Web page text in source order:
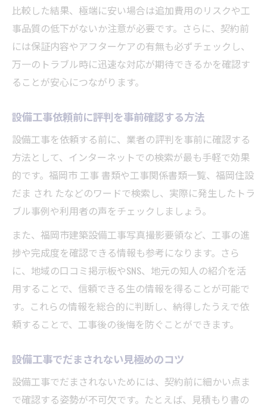
比較した結果、極端に安い場合は追加費用のリスクや工
事品質の低下がないか注意が必要です。さらに、契約前
には保証内容やアフターケアの有無も必ずチェックし、
万一のトラブル時に迅速な対応が期待できるかを確認す
ることが安心につながります。
設備工事依頼前に評判を事前確認する方法
設備工事を依頼する前に、業者の評判を事前に確認する
方法として、インターネットでの検索が最も手軽で効果
的です。福岡市 工事 書類や工事関係書類一覧、福岡住設
だま され たなどのワードで検索し、実際に発生したトラ
ブル事例や利用者の声をチェックしましょう。
また、福岡市建築設備工事写真撮影要領など、工事の進
捗や完成度を確認できる情報も参考になります。さら
に、地域の口コミ掲示板やSNS、地元の知人の紹介を活
用することで、信頼できる生の情報を得ることが可能で
す。これらの情報を総合的に判断し、納得したうえで依
頼することで、工事後の後悔を防ぐことができます。
設備工事でだまされない見極めのコツ
設備工事でだまされないためには、契約前に細かい点ま
で確認する姿勢が不可欠です。たとえば、見積もり書の